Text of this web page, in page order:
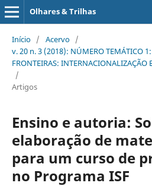
Olhares & Trilhas
Início / Acervo /
v. 20 n. 3 (2018): NÚMERO TEMÁTICO
FRONTEIRAS: INTERNACIONALIZAÇÃO
/
Artigos
Ensino e autoria:
elaboração de
para um curso de
no Programa ISF